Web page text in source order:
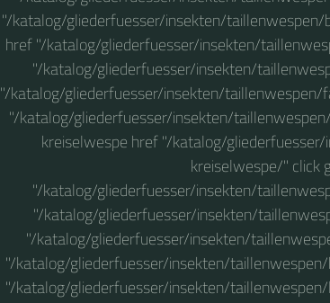
"/katalog/gliederfuesser/insekten/
href "/katalog/gliederfuesser/insekten/
"/katalog/gliederfuesser/insekten/
"/katalog/gliederfuesser/insekten/
"/katalog/gliederfuesser/insekten/
kreiselwespe href "/katalog/
kreiselwespe/" click
"/katalog/gliederfuesser/insekten/
"/katalog/gliederfuesser/insekten/
"/katalog/gliederfuesser/insekten/
"/katalog/gliederfuesser/insekten/
"/katalog/gliederfuesser/insekten/